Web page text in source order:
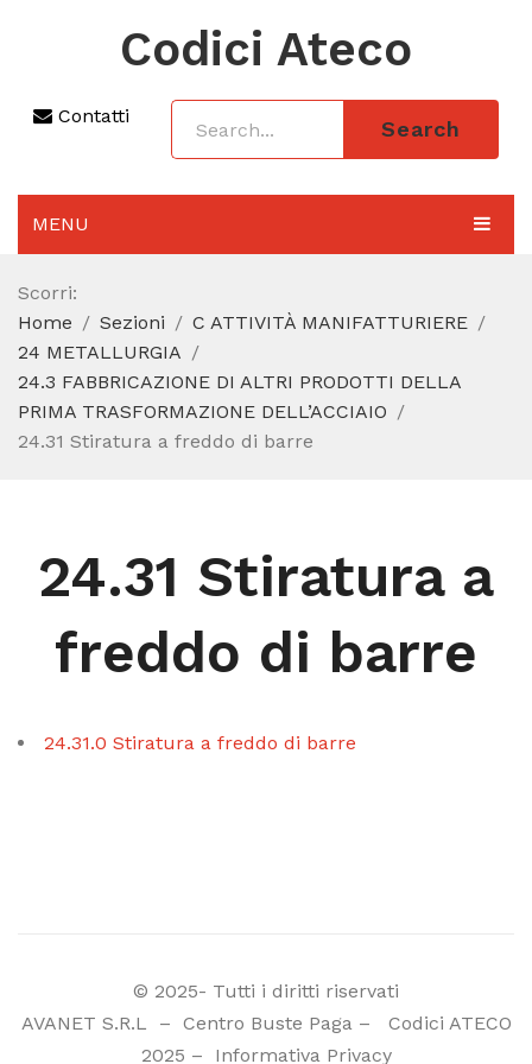
Codici Ateco
Contatti
Search
MENU
AGGIORNAMENTO 2025
SEZIONI
CODICE ATECO A COSA SERVE
Scorri:
Home
Sezioni
C ATTIVITÀ MANIFATTURIERE
24 METALLURGIA
24.3 FABBRICAZIONE DI ALTRI PRODOTTI DELLA
PRIMA TRASFORMAZIONE DELL’ACCIAIO
24.31 Stiratura a freddo di barre
24.31 Stiratura a
freddo di barre
24.31.0 Stiratura a freddo di barre
© 2025- Tutti i diritti riservati
AVANET S.R.L
– Centro Buste Paga– Codici ATECO
2025 – Informativa Privacy